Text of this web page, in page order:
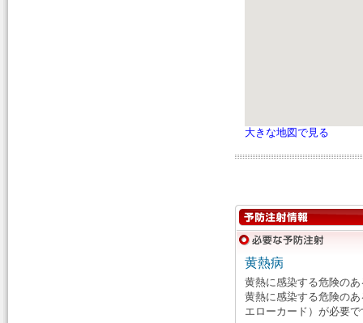
大きな地図で見る
黄熱病
黄熱に感染する危険の
黄熱に感染する危険の
エローカード）が必要